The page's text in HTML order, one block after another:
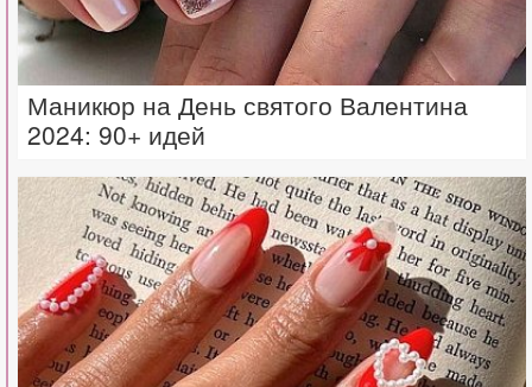
Маникюр на День святого Валентина
2024: 90+ идей